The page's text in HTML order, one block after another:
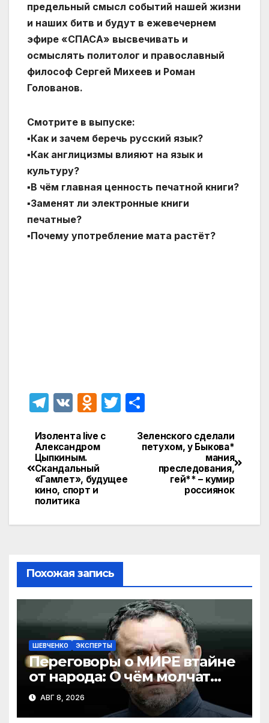
предельный смысл событий нашей жизни
и наших битв и будут в ежевечернем
эфире «СПАСА» высвечивать и
осмыслять политолог и православный
философ Сергей Михеев и Роман
Голованов.
Смотрите в выпуске:
▪️Как и зачем беречь русский язык?
▪️Как англицизмы влияют на язык и
культуру?
▪️В чём главная ценность печатной книги?
▪️Заменят ли электронные книги
печатные?
▪️Почему употребление мата растёт?
T
e
gr
a
m
V
O
n
o
kl
a
ni
ki
T
itt п
Навигация
по
записям
Зеленского сделали
петухом, у Быкова*
мания
преследования,
гей** – кумир
россиянок
Изолента live с
Александром
Цыпкиным.
Скандальный
«Гамлет», будущее
кино, спорт и
политика
Похожая запись
ШЕВЧЕНКО ЭКСПЕРТЫ
Переговоры о МИРЕ втайне
от народа: О чём молчат
Москва и Киев? Шевченко и
Бондаренко
АВГ 8, 2026